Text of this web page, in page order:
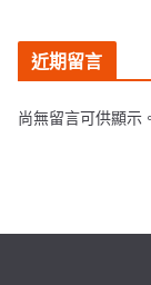
近期留言
尚無留言可供顯示。